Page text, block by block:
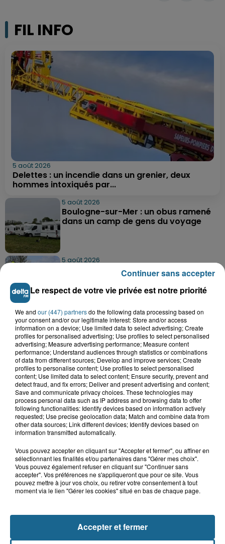
FIL INFO
5 août 2026
Delettes : un incendie dans un grenier, deux
hommes intoxiqués par...
5 août 2026
Boulogne-sur-Mer : un obus ramené
dans un camp de gens du voyage
5 août 2026
Berck : une fillette de 5 ans percutée
par une voiture
5 août 2026
Bergues : le feu d'artifice du 15-Août
annulé en raison de la...
5 août 2026
Canicule : les Ehpad en première ligne
pour protéger leurs résidents
NOS AUTRES PODCASTS
Le respect de votre vie privée est notre priorité
We and our (447) partnersdo the following data processing based on
your consent and/or our legitimate interest: Store and/or access
information on a device; Use limited data to select advertising; Create
profiles for personalised advertising; Use profiles to select personalised
advertising; Measure advertising performance; Measure content
performance; Understand audiences through statistics or combinations
of data from different sources; Develop and improve services; Create
profiles to personalise content; Use profiles to select personalised
content; Use limited data to select content; Ensure security, prevent and
detect fraud, and fix errors; Deliver and present advertising and content;
Save and communicate privacy choices. These technologies may
process personal data such as IP address and browsing data to offer
following functionalities: Identify devices based on information actively
requested; Use precise geolocation data; Match and combine data from
other data sources; Link different devices; Identify devices based on
information transmitted automatically.
Vous pouvez accepter en cliquant sur "Accepter et fermer", ou affiner en
sélectionnant les finalités et/ou partenaires dans "Gérer mes choix".
Vous pouvez également refuser en cliquant sur "Continuer sans
accepter". Vos préférences ne s'appliqueront que pour ce site. Vous
pouvez mettre à jour vos choix, ou retirer votre consentement à tout
moment via le lien "Gérer les cookies" situé en bas de chaque page.
Accepter et fermer
Continuer sans accepter